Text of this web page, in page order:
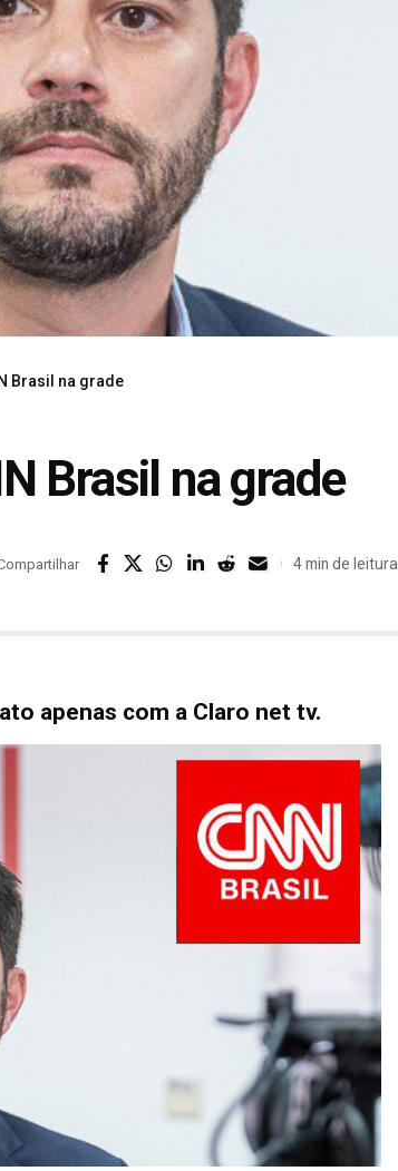
Brasil na grade
Brasil na grade
4 min de leitura
apenas com a Claro net tv.